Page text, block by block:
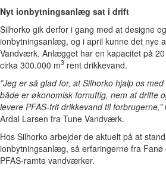
Nyt ionbytningsanlæg sat i drift
Silhorko gik derfor i gang med at designe
ionbytningsanlæg, og i april kunne det nye
Vandværk. Anlægget har en kapacitet på
cirka 300.000 m3 rent drikkevand.
”Jeg er så glad for, at Silhorko hjalp os
både er økonomisk fornuftig, nem at drifte
levere PFAS-frit drikkevand til forbrugerne,”
Ardal Larsen fra Tune Vandværk.
Hos Silhorko arbejder de aktuelt på at
ionbytningsanlæg, så erfaringerne fra
PFAS-ramte vandværker.